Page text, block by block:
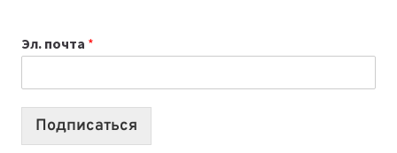
СОЗДАВАТЬ
ПРОДУКТЫ
Эл. почта *
Подписаться